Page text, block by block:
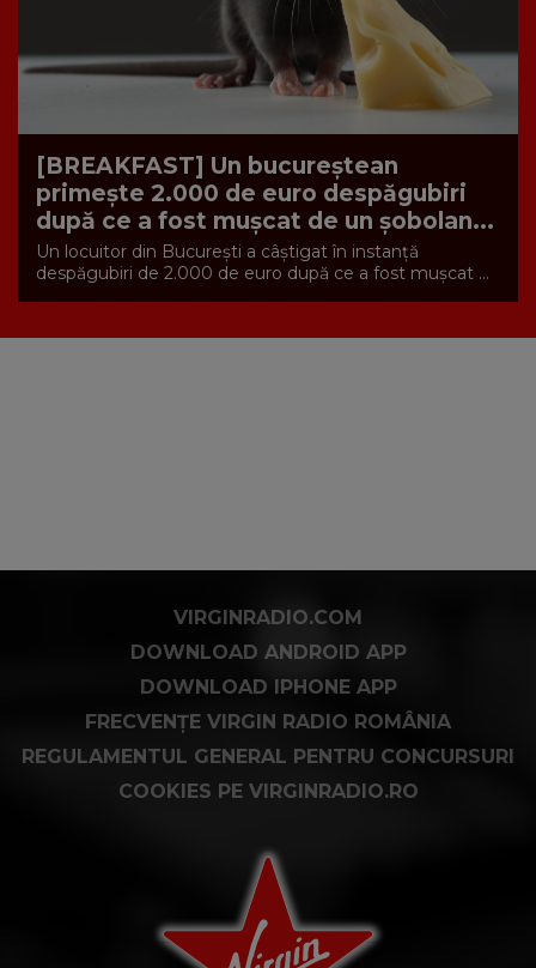
[BREAKFAST] Un bucureștean
primește 2.000 de euro despăgubiri
după ce a fost mușcat de un șobolan...
Un locuitor din București a câștigat în instanță
despăgubiri de 2.000 de euro după ce a fost mușcat ...
VIRGINRADIO.COM
DOWNLOAD ANDROID APP
DOWNLOAD IPHONE APP
FRECVENȚE VIRGIN RADIO ROMÂNIA
REGULAMENTUL GENERAL PENTRU CONCURSURI
COOKIES PE VIRGINRADIO.RO